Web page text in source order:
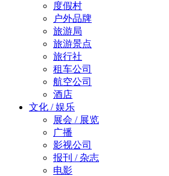
度假村
户外品牌
旅游局
旅游景点
旅行社
租车公司
航空公司
酒店
文化 / 娱乐
展会 / 展览
广播
影视公司
报刊 / 杂志
电影